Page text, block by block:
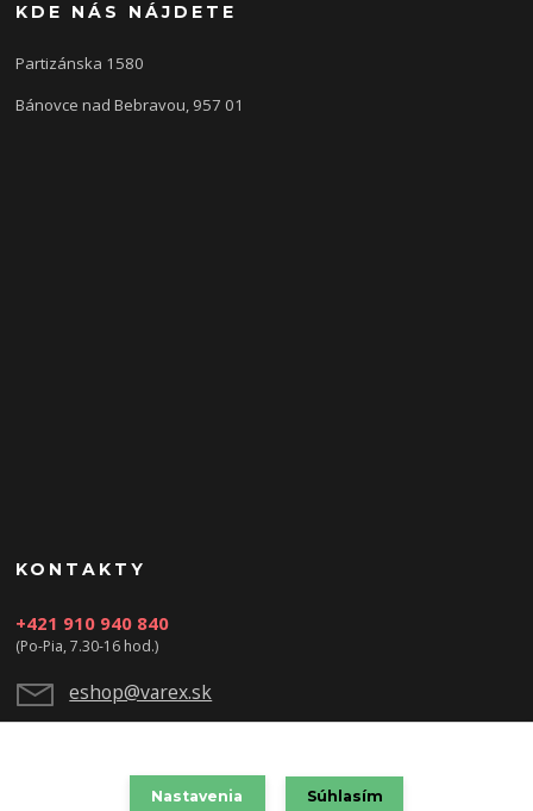
KDE NÁS NÁJDETE
Partizánska 1580
Bánovce nad Bebravou, 957 01
KONTAKTY
+421 910 940 840
(Po-Pia, 7.30-16 hod.)
eshop@varex.sk
Nastavenia Súhlasím